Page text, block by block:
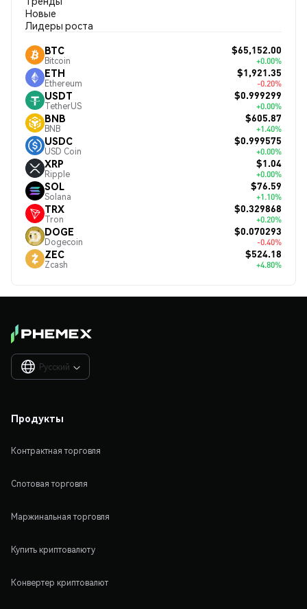
Новые
Лидеры роста
BTC
Bitcoin
$65,152.00
+0.00%
ETH
Ethereum
$1,921.35
-0.20%
USDT
TetherUS
$0.999299
+0.00%
BNB
BNB
$605.87
+1.40%
USDC
USD Coin
$0.999575
+0.00%
XRP
Ripple
$1.04
+0.00%
SOL
Solana
$76.59
+1.10%
TRX
Tron
$0.329868
+0.20%
DOGE
Dogecoin
$0.070293
-0.40%
ZEC
Zcash
$524.18
+4.80%
Русский 
Продукты
Контрактная торговля
Спотовая торговля
Маржинальная торговля
Купить криптовалюту
Конвертер криптовалют